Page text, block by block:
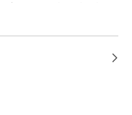
samen met een team
Kaptein